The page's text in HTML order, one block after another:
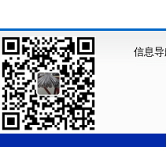
信息导